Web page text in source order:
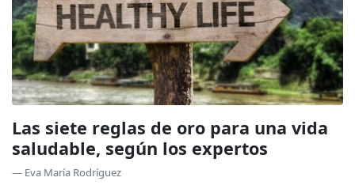
Las siete reglas de oro para una vida
saludable, según los expertos
— Eva María Rodríguez